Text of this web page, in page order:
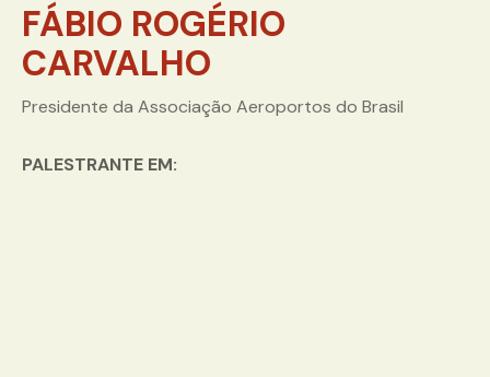
FÁBIO ROGÉRIO
CARVALHO
Presidente da Associação Aeroportos do Brasil
PALESTRANTE EM: